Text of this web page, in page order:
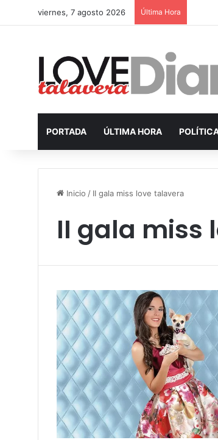
viernes, 7 agosto 2026 Última Hora
PORTADA ÚLTIMA HORA
Inicio / II gala miss love talavera
II gala miss